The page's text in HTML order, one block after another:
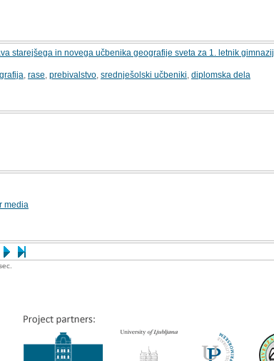
starejšega in novega učbenika geografije sveta za 1. letnik gimnazij
rase prebivalstvo srednješolski učbeniki diplomska dela
media